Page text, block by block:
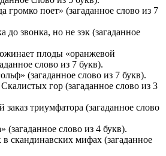
громко поет» (загаданное слово из 7
до звонка, но не зэк (загаданное
плоды «оранжевой
слово из 7 букв).
(загаданное слово из 7 букв).
гор (загаданное слово из 3
триумфатора (загаданное слово
(загаданное слово из 4 букв).
скандинавских мифах (загаданное